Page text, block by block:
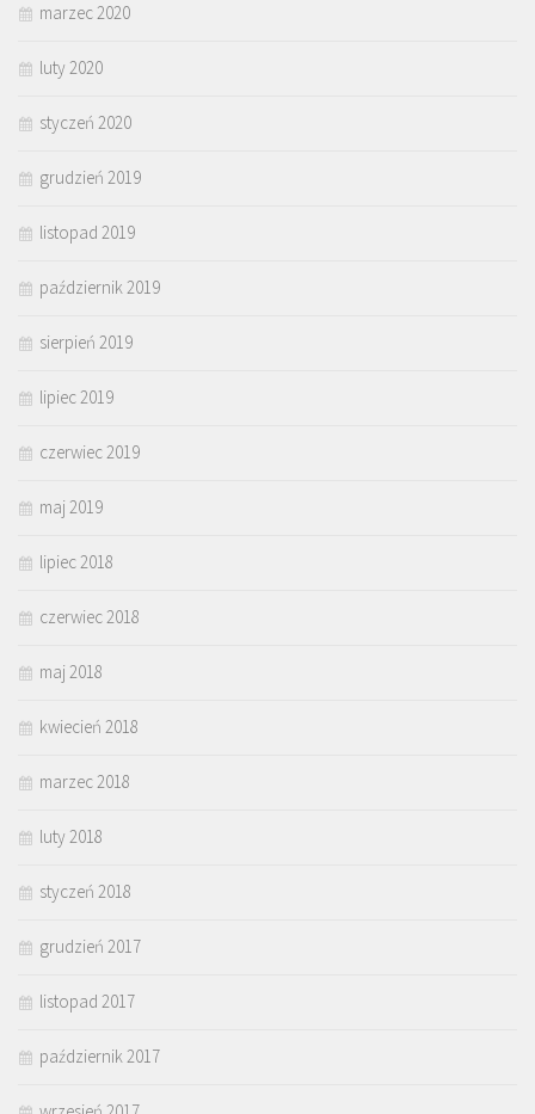
marzec 2020
luty 2020
styczeń 2020
grudzień 2019
listopad 2019
październik 2019
sierpień 2019
lipiec 2019
czerwiec 2019
maj 2019
lipiec 2018
czerwiec 2018
maj 2018
kwiecień 2018
marzec 2018
luty 2018
styczeń 2018
grudzień 2017
listopad 2017
październik 2017